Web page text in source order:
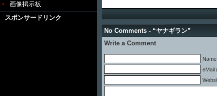
画像掲示板
スポンサードリンク
No Comments - “ヤナギラン”
Write a Comment
eMail